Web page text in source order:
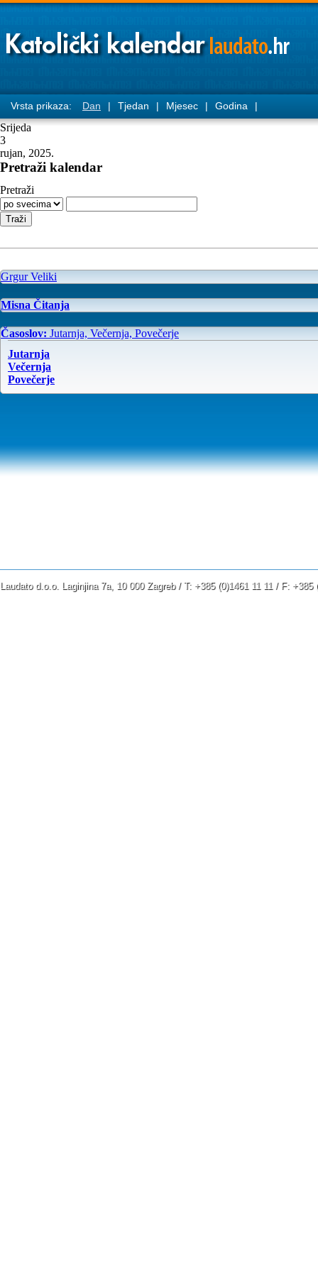
Vrsta prikaza: Dan | Tjedan | Mjesec | Godina |
Srijeda
3
rujan, 2025.
Pretraži kalendar
Pretraži
Grgur Veliki
Misna Čitanja
Časoslov: Jutarnja, Večernja, Povečerje
Jutarnja
Večernja
Povečerje
Laudato d.o.o. Laginjina 7a, 10 000 Zagreb / T: +385 (0)1461 11 11 / F: